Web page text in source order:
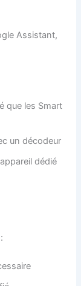
Assistant,
que les Smart
un décodeur
dédié
: